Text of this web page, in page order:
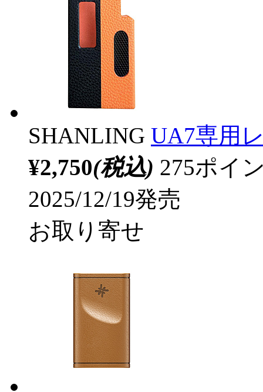
SHANLING UA7専用
¥2,750(税込) 275ポイ
2025/12/19発売
お取り寄せ